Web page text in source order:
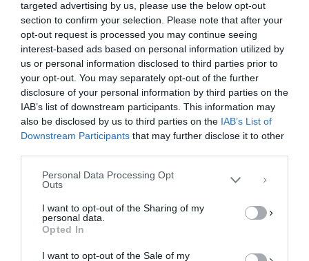
targeted advertising by us, please use the below opt-out
section to confirm your selection. Please note that after your
opt-out request is processed you may continue seeing
interest-based ads based on personal information utilized by
us or personal information disclosed to third parties prior to
your opt-out. You may separately opt-out of the further
disclosure of your personal information by third parties on the
IAB’s list of downstream participants. This information may
also be disclosed by us to third parties on the IAB’s List of
Downstream Participants that may further disclose it to other
Personal Data Processing Opt
Outs
I want to opt-out of the Sharing of my
personal data.
Opted In
I want to opt-out of the Sale of my
Διαχείριση Συγκατάθεσης
Για να παρέχουμε την καλύτερη εμπειρία, χρησιμοποιούμε τεχνολογίες όπως
cookies για την αποθήκευση ή/και την πρόσβαση σε πληροφορίες συσκευών.
Η συγκατάθεση για τις εν λόγω τεχνολογίες θα μας επιτρέψει να
επεξεργαστούμε δεδομένα προσωπικού χαρακτήρα, όπως συμπεριφορά
συγκατάθεση ή η ανάκληση της συγκατάθεσης, μπορεί να επηρεάσει
αρνητικά ορισμένες λειτουργίες και δυνατότητες.
ΠΡΟΒΟΛΉ ΠΡΟΤΙΜΉΣΕΩΝ
επιδόματος θέρμανσης. Εντός της εβδομάδος
αναμένονται οι λεπτομέρειες από τον υπουργό
Ενέργειας Θ. Σκυλακάκη, …
F
a
c
e
b
o
o
k
M
a
st
o
d
n
E
m
ai
l
Μ
οι
ρ
α
σ
ίτ